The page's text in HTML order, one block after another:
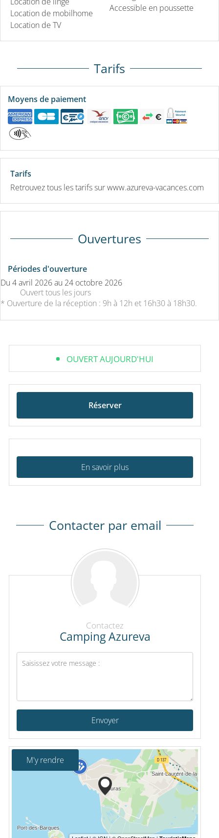
Location de mobilhome
Location de TV
Accessible en poussette
Tarifs
Moyens de paiement
Tarifs
Retrouvez tous les tarifs sur www.azureva-vacances.com
Ouvertures
Périodes d'ouverture
Du 4 avril 2026au 24 octobre 2026
Ouverttous les jours
* Ouverture de la réception : 9h à 12h et 16h30 à 18h30.
OUVERT AUJOURD'HUI
Réserver
En savoir plus
Contacter par email
Contactez
Camping Azureva
Envoyer
M'y rendre